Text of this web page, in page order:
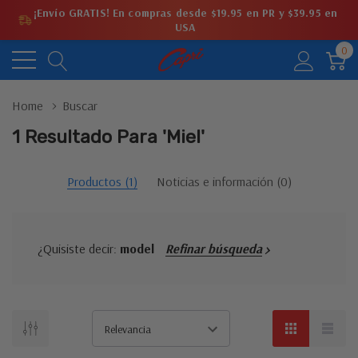
¡Envío GRATIS! En compras desde $19.95 en PR y $39.95 en
USA
0
Home Buscar
1 Resultado Para 'miel'
Productos (1) Noticias e información (0)
¿Quisiste decir: model Refinar búsqueda
No